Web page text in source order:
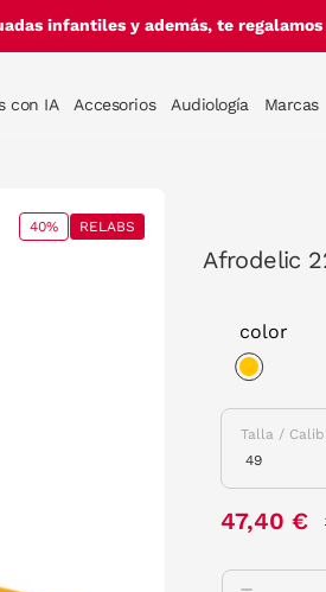
infantiles y además, te regalamos
con IA Accesorios Audiología Marcas
40% RELABS
Afrodelic
color
Talla /
47,40 €